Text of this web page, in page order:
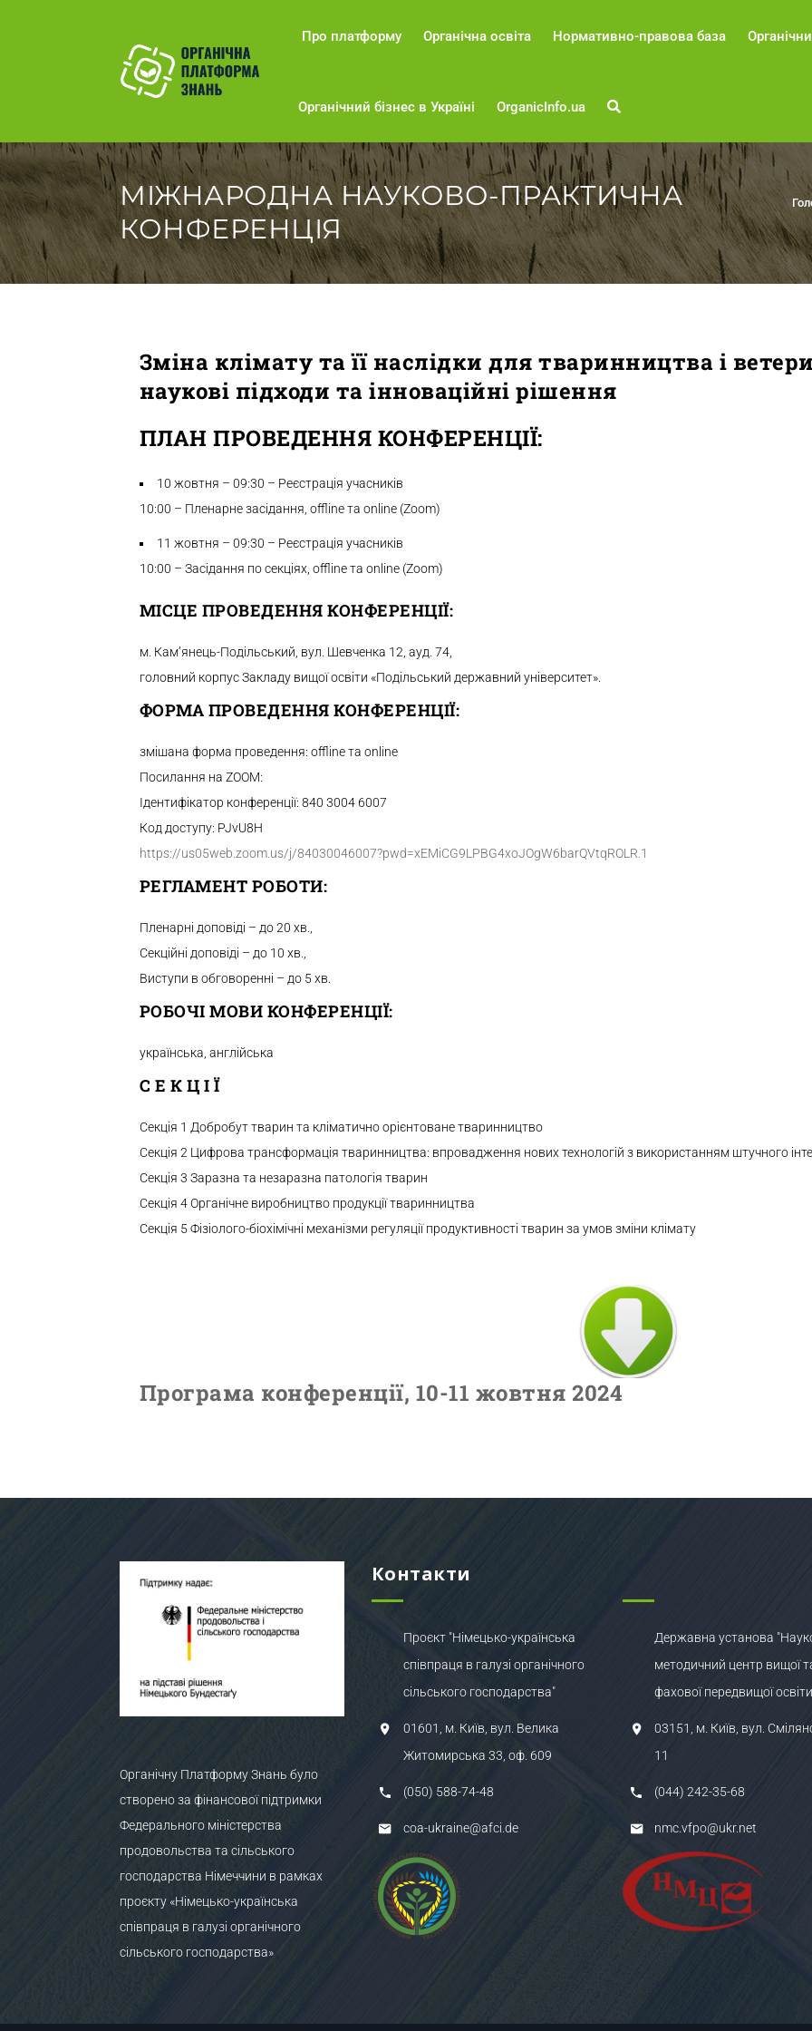
Про платформу Органічна освіта Нормативно-правова база
Органічний бізнес в Україні OrganicInfo.ua
МІЖНАРОДНА НАУКОВО-ПРАКТИЧНА
КОНФЕРЕНЦІЯ
Зміна клімату та її наслідки для тваринництва і
наукові підходи та інноваційні рішення
ПЛАН ПРОВЕДЕННЯ КОНФЕРЕНЦІЇ:
10 жовтня – 09:30 – Реєстрація учасників
10:00 – Пленарне засідання, offline та online (Zoom)
11 жовтня – 09:30 – Реєстрація учасників
10:00 – Засідання по секціях, offline та online (Zoom)
МІСЦЕ ПРОВЕДЕННЯ КОНФЕРЕНЦІЇ:
м. Кам’янець-Подільський, вул. Шевченка 12, ауд. 74,
головний корпус Закладу вищої освіти «Подільський державний університет».
ФОРМА ПРОВЕДЕННЯ КОНФЕРЕНЦІЇ:
змішана форма проведення: offline та online
Посилання на ZOOM:
Ідентифікатор конференції: 840 3004 6007
Код доступу: PJvU8H
https://us05web.zoom.us/j/84030046007?pwd=xEMiCG9LPBG4xoJOgW6barQVtqROLR.1
РЕГЛАМЕНТ РОБОТИ:
Пленарні доповіді – до 20 хв.,
Секційні доповіді – до 10 хв.,
Виступи в обговоренні – до 5 хв.
РОБОЧІ МОВИ КОНФЕРЕНЦІЇ:
українська, англійська
С Е К Ц І Ї
Секція 1 Добробут тварин та кліматично орієнтоване тваринництво
Секція 2 Цифрова трансформація тваринництва: впровадження нових технологій з використанням штучного
Секція 3 Заразна та незаразна патологія тварин
Секція 4 Органічне виробництво продукції тваринництва
Секція 5 Фізіолого-біохімічні механізми регуляції продуктивності тварин за умов зміни клімату
Програма конференції, 10-11 жовтня 2024
Органічну Платформу Знань було
створено за фінансової підтримки
Федерального міністерства
продовольства та сільського
господарства Німеччини в рамках
проєкту «Німецько-українська
співпраця в галузі органічного
сільського господарства»
Контакти
Проєкт "Німецько-українська
співпраця в галузі органічного
сільського господарства"
01601, м. Київ, вул. Велика
Житомирська 33, оф. 609
(050) 588-74-48
coa-ukraine@afci.de
Державна установа
методичний центр вищої
фахової передвищої
03151, м. Київ, вул.
11
(044) 242-35-68
nmc.vfpo@ukr.net